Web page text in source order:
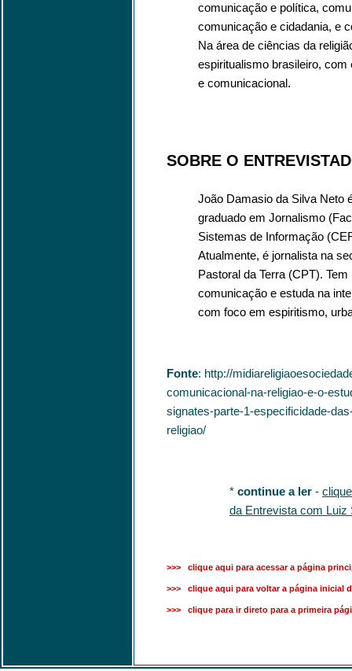
comunicação e política,
comunicação e cidadania, e
Na área de ciências da
espiritualismo brasileiro,
e comunicacional.
SOBRE O
João Damasio da Silva Neto
graduado em Jornalismo
Sistemas de Informação
Atualmente, é jornalista na
Pastoral da Terra (CPT).
comunicação e estuda na
com foco em espiritismo,
Fonte: http://
comunicacional-na-religiao-e-o-
signates-parte-1-especificidade-
religiao/
* continue a ler -
da Entrevista com Luiz
>>> clique aqui para acessar a página
>>> clique aqui para voltar a página inicial
>>> clique para ir direto para a primeira